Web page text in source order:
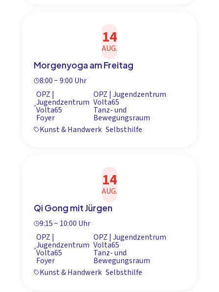
14
AUG.
Morgenyoga am Freitag
8:00 − 9:00 Uhr
OPZ |
Jugendzentrum
Volta65
Foyer
OPZ | Jugendzentrum
Volta65
Tanz- und
Bewegungsraum
Kunst & Handwerk Selbsthilfe
14
AUG.
Qi Gong mit Jürgen
9:15 − 10:00 Uhr
OPZ |
Jugendzentrum
Volta65
Foyer
OPZ | Jugendzentrum
Volta65
Tanz- und
Bewegungsraum
Kunst & Handwerk Selbsthilfe